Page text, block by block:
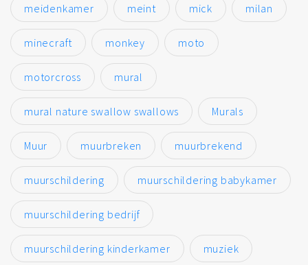
meidenkamer meint mick milan
minecraft monkey moto
motorcross mural
mural nature swallow swallows Murals
Muur muurbreken muurbrekend
muurschildering muurschildering babykamer
muurschildering bedrijf
muurschildering kinderkamer muziek